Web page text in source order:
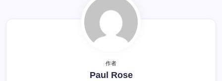
作者
Paul Rose